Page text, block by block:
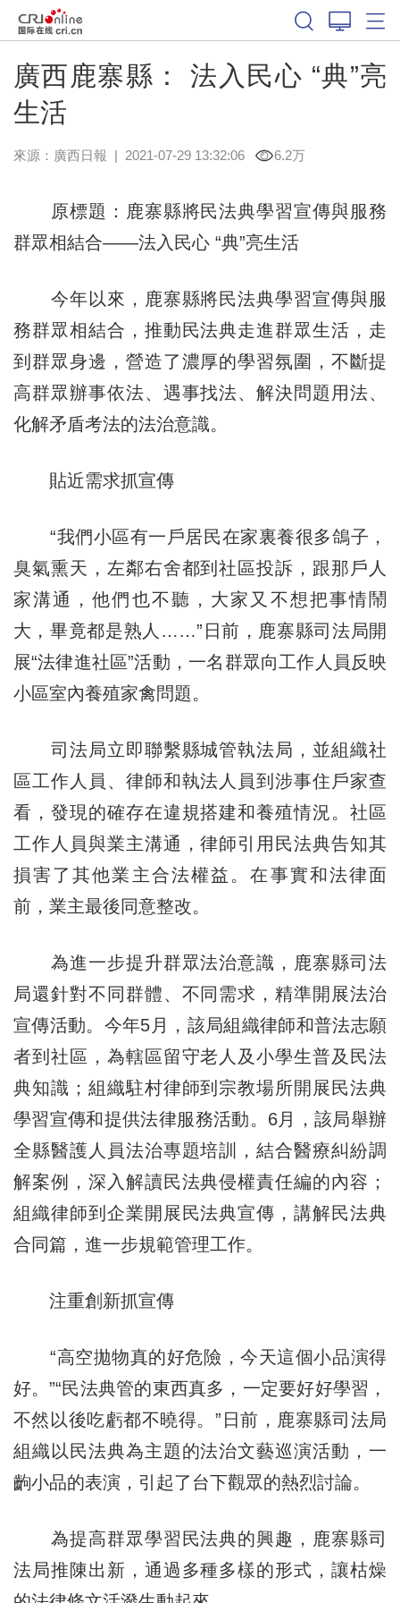
廣西鹿寨縣： 法入民心 “典”亮
生活
來源： 廣西日報 | 2021-07-29 13:32:06 6.2万
原標題：鹿寨縣將民法典學習宣傳與服務
群眾相結合——法入民心 “典”亮生活
今年以來，鹿寨縣將民法典學習宣傳與服
務群眾相結合，推動民法典走進群眾生活，走
到群眾身邊，營造了濃厚的學習氛圍，不斷提
高群眾辦事依法、遇事找法、解決問題用法、
化解矛盾考法的法治意識。
貼近需求抓宣傳
“我們小區有一戶居民在家裏養很多鴿子，
臭氣熏天，左鄰右舍都到社區投訴，跟那戶人
家溝通，他們也不聽，大家又不想把事情鬧
大，畢竟都是熟人……”日前，鹿寨縣司法局開
展“法律進社區”活動，一名群眾向工作人員反映
小區室內養殖家禽問題。
司法局立即聯繫縣城管執法局，並組織社
區工作人員、律師和執法人員到涉事住戶家查
看，發現的確存在違規搭建和養殖情況。社區
工作人員與業主溝通，律師引用民法典告知其
損害了其他業主合法權益。在事實和法律面
前，業主最後同意整改。
為進一步提升群眾法治意識，鹿寨縣司法
局還針對不同群體、不同需求，精準開展法治
宣傳活動。今年5月，該局組織律師和普法志願
者到社區，為轄區留守老人及小學生普及民法
典知識；組織駐村律師到宗教場所開展民法典
學習宣傳和提供法律服務活動。6月，該局舉辦
全縣醫護人員法治專題培訓，結合醫療糾紛調
解案例，深入解讀民法典侵權責任編的內容；
組織律師到企業開展民法典宣傳，講解民法典
合同篇，進一步規範管理工作。
注重創新抓宣傳
“高空拋物真的好危險，今天這個小品演得
好。”“民法典管的東西真多，一定要好好學習，
不然以後吃虧都不曉得。”日前，鹿寨縣司法局
組織以民法典為主題的法治文藝巡演活動，一
齣小品的表演，引起了台下觀眾的熱烈討論。
為提高群眾學習民法典的興趣，鹿寨縣司
法局推陳出新，通過多種多樣的形式，讓枯燥